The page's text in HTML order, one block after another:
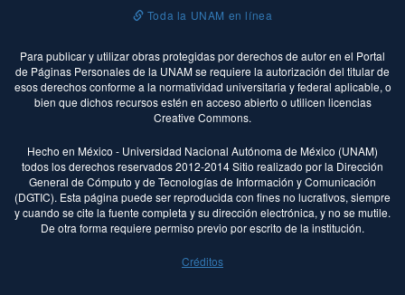
Toda la UNAM en línea
Para publicar y utilizar obras protegidas por derechos de autor en el Portal
de Páginas Personales de la UNAM se requiere la autorización del titular de
esos derechos conforme a la normatividad universitaria y federal aplicable, o
bien que dichos recursos estén en acceso abierto o utilicen licencias
Creative Commons.
Hecho en México - Universidad Nacional Autónoma de México (UNAM)
todos los derechos reservados 2012-2014 Sitio realizado por la Dirección
General de Cómputo y de Tecnologías de Información y Comunicación
(DGTIC). Esta página puede ser reproducida con fines no lucrativos, siempre
y cuando se cite la fuente completa y su dirección electrónica, y no se mutile.
De otra forma requiere permiso previo por escrito de la institución.
Créditos